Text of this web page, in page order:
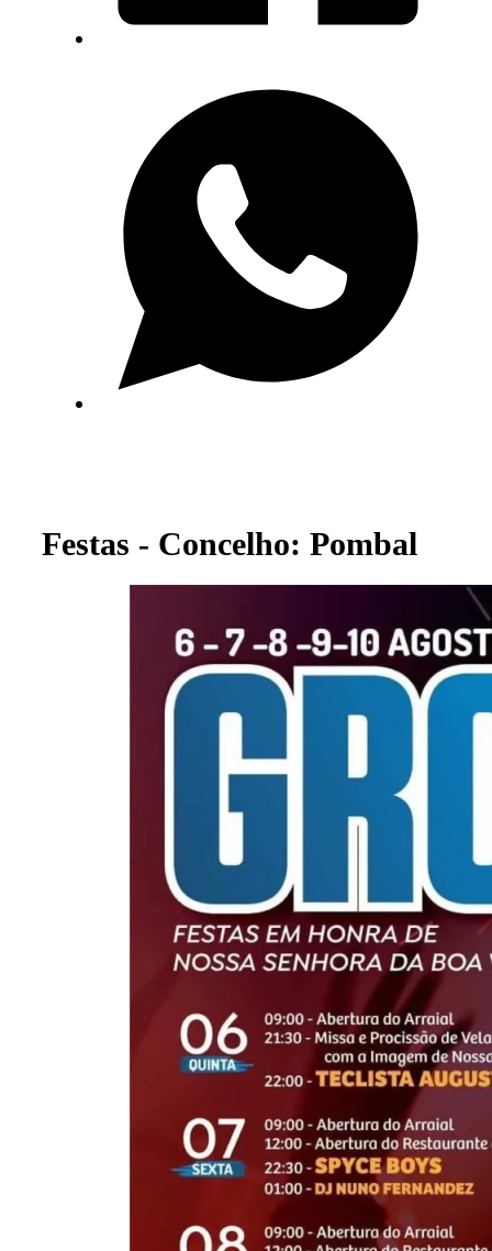
Festas - Concelho: Pombal